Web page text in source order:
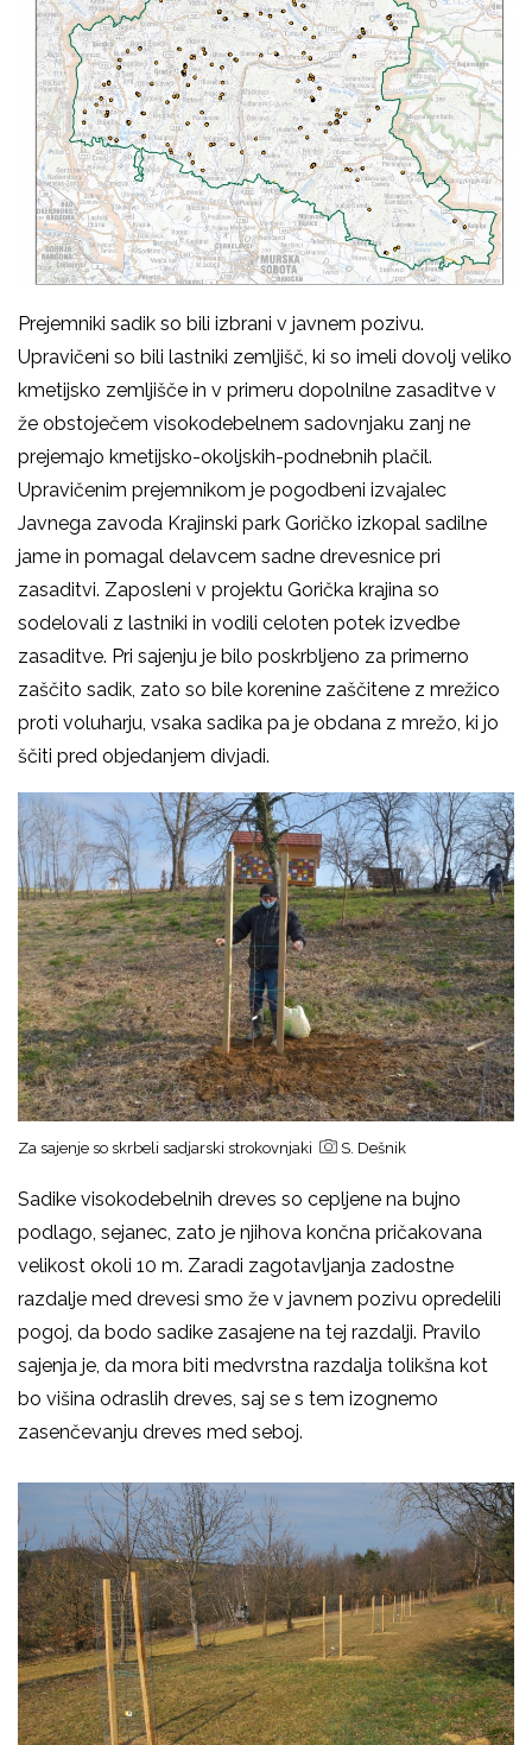
Prejemniki sadik so bili izbrani v javnem pozivu.
Upravičeni so bili lastniki zemljišč, ki so imeli dovolj veliko
kmetijsko zemljišče in v primeru dopolnilne zasaditve v
že obstoječem visokodebelnem sadovnjaku zanj ne
prejemajo kmetijsko-okoljskih-podnebnih plačil.
Upravičenim prejemnikom je pogodbeni izvajalec
Javnega zavoda Krajinski park Goričko izkopal sadilne
jame in pomagal delavcem sadne drevesnice pri
zasaditvi. Zaposleni v projektu Gorička krajina so
sodelovali z lastniki in vodili celoten potek izvedbe
zasaditve. Pri sajenju je bilo poskrbljeno za primerno
zaščito sadik, zato so bile korenine zaščitene z mrežico
proti voluharju, vsaka sadika pa je obdana z mrežo, ki jo
ščiti pred objedanjem divjadi.
Za sajenje so skrbeli sadjarski strokovnjaki S. Dešnik
Sadike visokodebelnih dreves so cepljene na bujno
podlago, sejanec, zato je njihova končna pričakovana
velikost okoli 10 m. Zaradi zagotavljanja zadostne
razdalje med drevesi smo že v javnem pozivu opredelili
pogoj, da bodo sadike zasajene na tej razdalji. Pravilo
sajenja je, da mora biti medvrstna razdalja tolikšna kot
bo višina odraslih dreves, saj se s tem izognemo
zasenčevanju dreves med seboj.